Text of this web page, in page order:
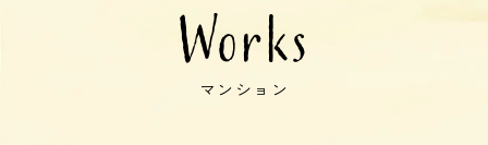
Works
マンション